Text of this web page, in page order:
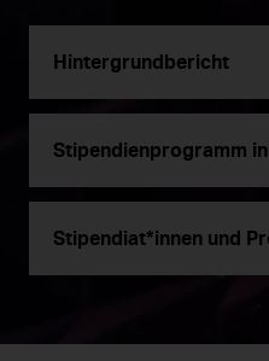
Hintergrundbericht
Stipendienprogramm
Stipendiat*innen und